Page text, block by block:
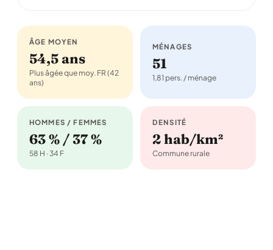
ÂGE MOYEN
54,5 ans
Plus âgée que moy. FR (42
ans)
MÉNAGES
51
1,81 pers. / ménage
HOMMES / FEMMES
63 % / 37 %
58 H · 34 F
DENSITÉ
2 hab/km²
Commune rurale